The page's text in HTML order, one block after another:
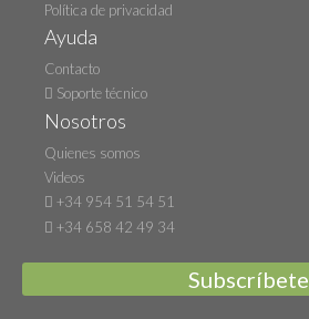
Política de privacidad
Ayuda
Contacto
Soporte técnico
Nosotros
Quienes somos
Videos
+34 954 51 54 51
+34 658 42 49 34
Subscríbete